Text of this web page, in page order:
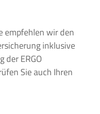
empfehlen wir den
inklusive
der ERGO
Sie auch Ihren